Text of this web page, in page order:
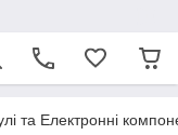
та Електронні